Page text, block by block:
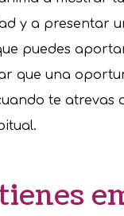
y a presentar
puedes
que una
te atrevas